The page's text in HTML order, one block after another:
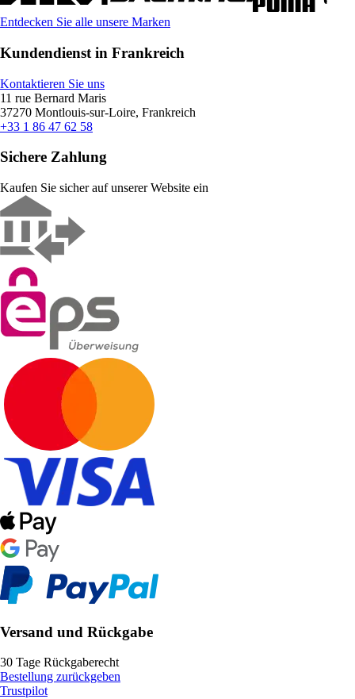
Entdecken Sie alle unsere Marken
Kundendienst in Frankreich
Kontaktieren Sie uns
11 rue Bernard Maris
37270 Montlouis-sur-Loire, Frankreich
+33 1 86 47 62 58
Sichere Zahlung
Kaufen Sie sicher auf unserer Website ein
Versand und Rückgabe
30 Tage Rückgaberecht
Bestellung zurückgeben
Trustpilot